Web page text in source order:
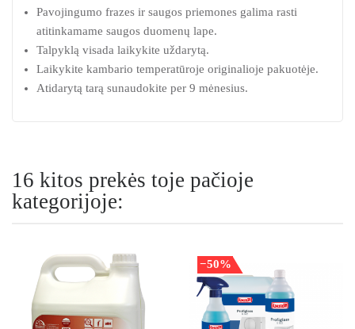
Pavojingumo frazes ir saugos priemones galima rasti
atitinkamame saugos duomenų lape.
Talpyklą visada laikykite uždarytą.
Laikykite kambario temperatūroje originalioje pakuotėje.
Atidarytą tarą sunaudokite per 9 mėnesius.
16 kitos prekės toje pačioje
kategorijoje:
−50%